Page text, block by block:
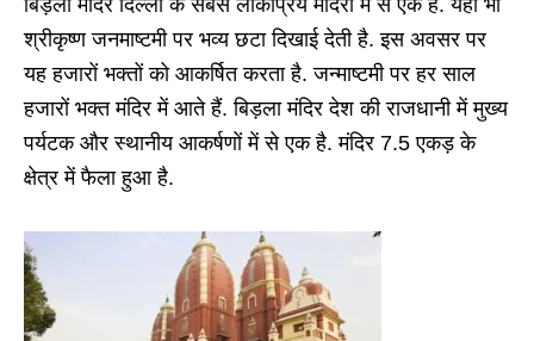
श्रीकृष्ण जनमाष्टमी पर भव्य छटा दिखाई देती है. इस अवसर पर
यह हजारों भक्तों को आकर्षित करता है. जन्माष्टमी पर हर साल
हजारों भक्त मंदिर में आते हैं. बिड़ला मंदिर देश की राजधानी में मुख्य
पर्यटक और स्थानीय आकर्षणों में से एक है. मंदिर 7.5 एकड़ के
क्षेत्र में फैला हुआ है.